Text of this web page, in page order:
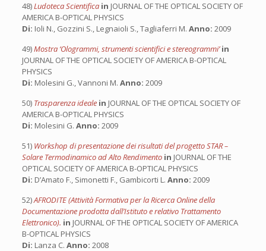
48)Ludoteca Scientifica in JOURNAL OF THE OPTICAL SOCIETY OF
AMERICA B-OPTICAL PHYSICS
Di: Ioli N., Gozzini S., Legnaioli S., Tagliaferri M. Anno: 2009
49)Mostra ‘Ologrammi, strumenti scientifici e stereogrammi’in
JOURNAL OF THE OPTICAL SOCIETY OF AMERICA B-OPTICAL
PHYSICS
Di: Molesini G., Vannoni M. Anno: 2009
50) Trasparenza ideale in JOURNAL OF THE OPTICAL SOCIETY OF
AMERICA B-OPTICAL PHYSICS
Di: Molesini G. Anno: 2009
51) Workshop di presentazione dei risultati del progetto STAR –
Solare Termodinamico ad Alto Rendimento in JOURNAL OF THE
OPTICAL SOCIETY OF AMERICA B-OPTICAL PHYSICS
Di: D’Amato F., Simonetti F., Gambicorti L. Anno: 2009
52)AFRODITE (Attività Formativa per la Ricerca Online della
Documentazione prodotta dall’Istituto e relativo Trattamento
Elettronico). in JOURNAL OF THE OPTICAL SOCIETY OF AMERICA
B-OPTICAL PHYSICS
Di: Lanza C. Anno: 2008